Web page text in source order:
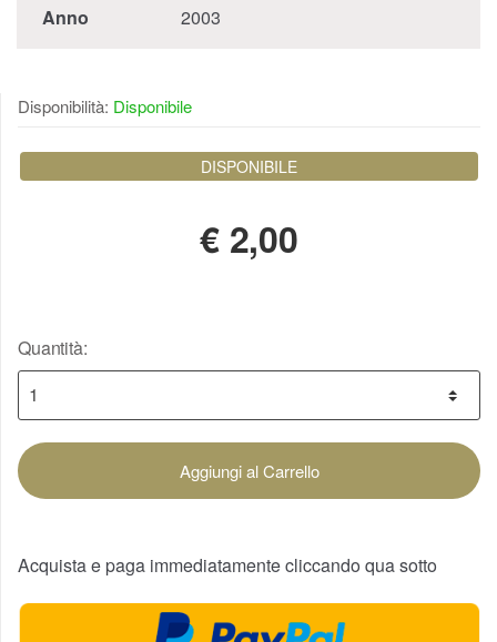
Anno
2003
Disponibilità: Disponibile
DISPONIBILE
€ 2,00
Quantità:
Aggiungi al Carrello
Acquista e paga immediatamente cliccando qua sotto